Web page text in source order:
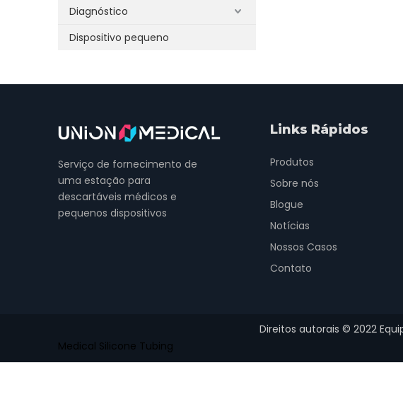
Diagnóstico
Dispositivo pequeno
Serviço de fornecimento de
uma estação para
descartáveis ​​médicos e
pequenos dispositivos
Links Rápidos
Produtos
Sobre nós
Blogue
Notícias
Nossos Casos
Contato
Direitos autorais © 2022
Medical Silicone Tubing